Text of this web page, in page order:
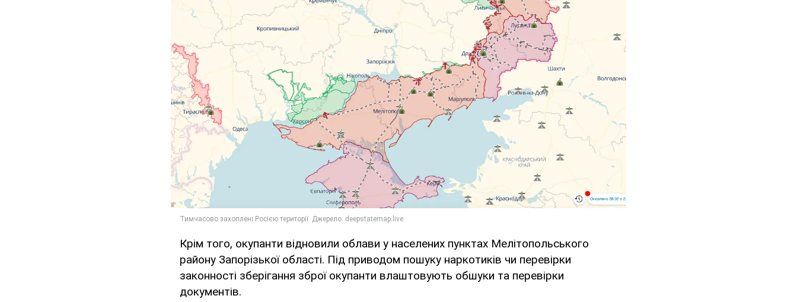
Крім того, окупанти відновили облави у населених пунктах Мелітопольського
району Запорізької області. Під приводом пошуку наркотиків чи перевірки
законності зберігання зброї окупанти влаштовують обшуки та перевірки
документів.